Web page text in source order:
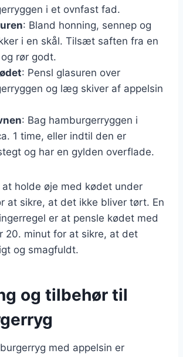
i et ovnfast fad.
: Bland honning, sennep og
i en skål. Tilsæt saften fra en
rør godt.
: Pensl glasuren over
og læg skiver af appelsin
: Bag hamburgerryggen i
1 time, eller indtil den er
og har en gylden overflade.
holde øje med kødet under
at sikre, at det ikke bliver tørt. En
er at pensle kødet med
20. minut for at sikre, at det
og smagfuldt.
og tilbehør til
med appelsin er